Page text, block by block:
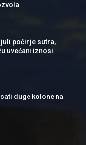
počinje sutra,
uvećani iznosi
duge kolone na